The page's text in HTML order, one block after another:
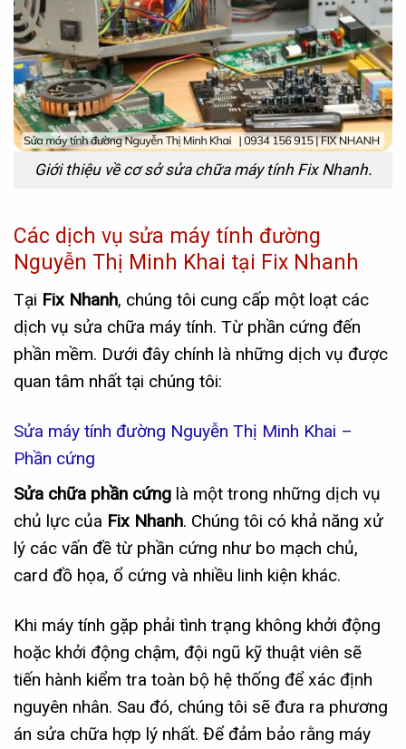
Giới thiệu về cơ sở sửa chữa máy tính Fix Nhanh.
Các dịch vụ sửa máy tính đường
Nguyễn Thị Minh Khai tại Fix Nhanh
Tại Fix Nhanh, chúng tôi cung cấp một loạt các
dịch vụ sửa chữa máy tính. Từ phần cứng đến
phần mềm. Dưới đây chính là những dịch vụ được
quan tâm nhất tại chúng tôi:
Sửa máy tính đường Nguyễn Thị Minh Khai –
Phần cứng
Sửa chữa phần cứng là một trong những dịch vụ
chủ lực của Fix Nhanh. Chúng tôi có khả năng xử
lý các vấn đề từ phần cứng như bo mạch chủ,
card đồ họa, ổ cứng và nhiều linh kiện khác.
Khi máy tính gặp phải tình trạng không khởi động
hoặc khởi động chậm, đội ngũ kỹ thuật viên sẽ
tiến hành kiểm tra toàn bộ hệ thống để xác định
nguyên nhân. Sau đó, chúng tôi sẽ đưa ra phương
án sửa chữa hợp lý nhất. Để đảm bảo rằng máy